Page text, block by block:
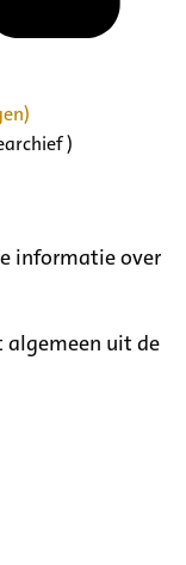
)
informatie over
algemeen uit de